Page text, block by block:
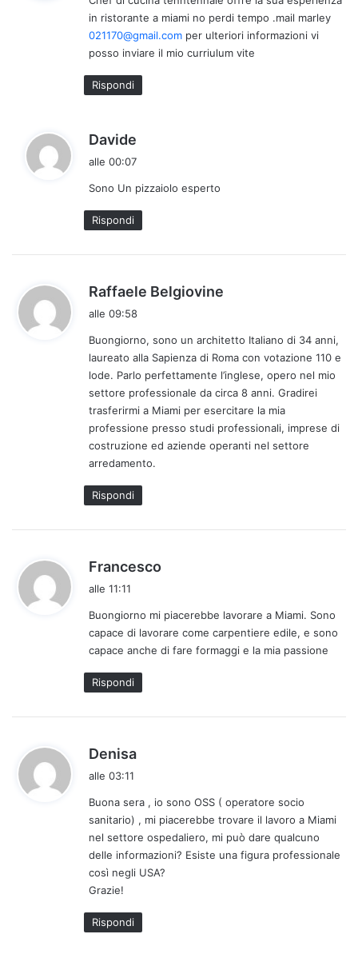
e
t
t
o
:
in ristorante a miami no perdi tempo .mail marley
021170@gmail.com per ulteriori informazioni vi
posso inviare il mio curriulum vite
Rispondi
Davide
e
t
t
alle 00:07
Sono Un pizzaiolo esperto
Rispondi
Raffaele Belgiovine
e
t
t
o
:
alle 09:58
Buongiorno, sono un architetto Italiano di 34 anni,
laureato alla Sapienza di Roma con votazione 110 e
lode. Parlo perfettamente l’inglese, opero nel mio
settore professionale da circa 8 anni. Gradirei
trasferirmi a Miami per esercitare la mia
professione presso studi professionali, imprese di
costruzione ed aziende operanti nel settore
arredamento.
Rispondi
Francesco
e
t
t
alle 11:11
Buongiorno mi piacerebbe lavorare a Miami. Sono
capace di lavorare come carpentiere edile, e sono
capace anche di fare formaggi e la mia passione
Rispondi
Denisa
e
t
t
o
alle 03:11
Buona sera , io sono OSS ( operatore socio
sanitario) , mi piacerebbe trovare il lavoro a Miami
nel settore ospedaliero, mi può dare qualcuno
delle informazioni? Esiste una figura professionale
così negli USA?
Grazie!
Rispondi